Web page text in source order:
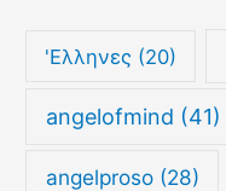
'Ελληνες (20)
angelofmind (41)
angelproso(28)